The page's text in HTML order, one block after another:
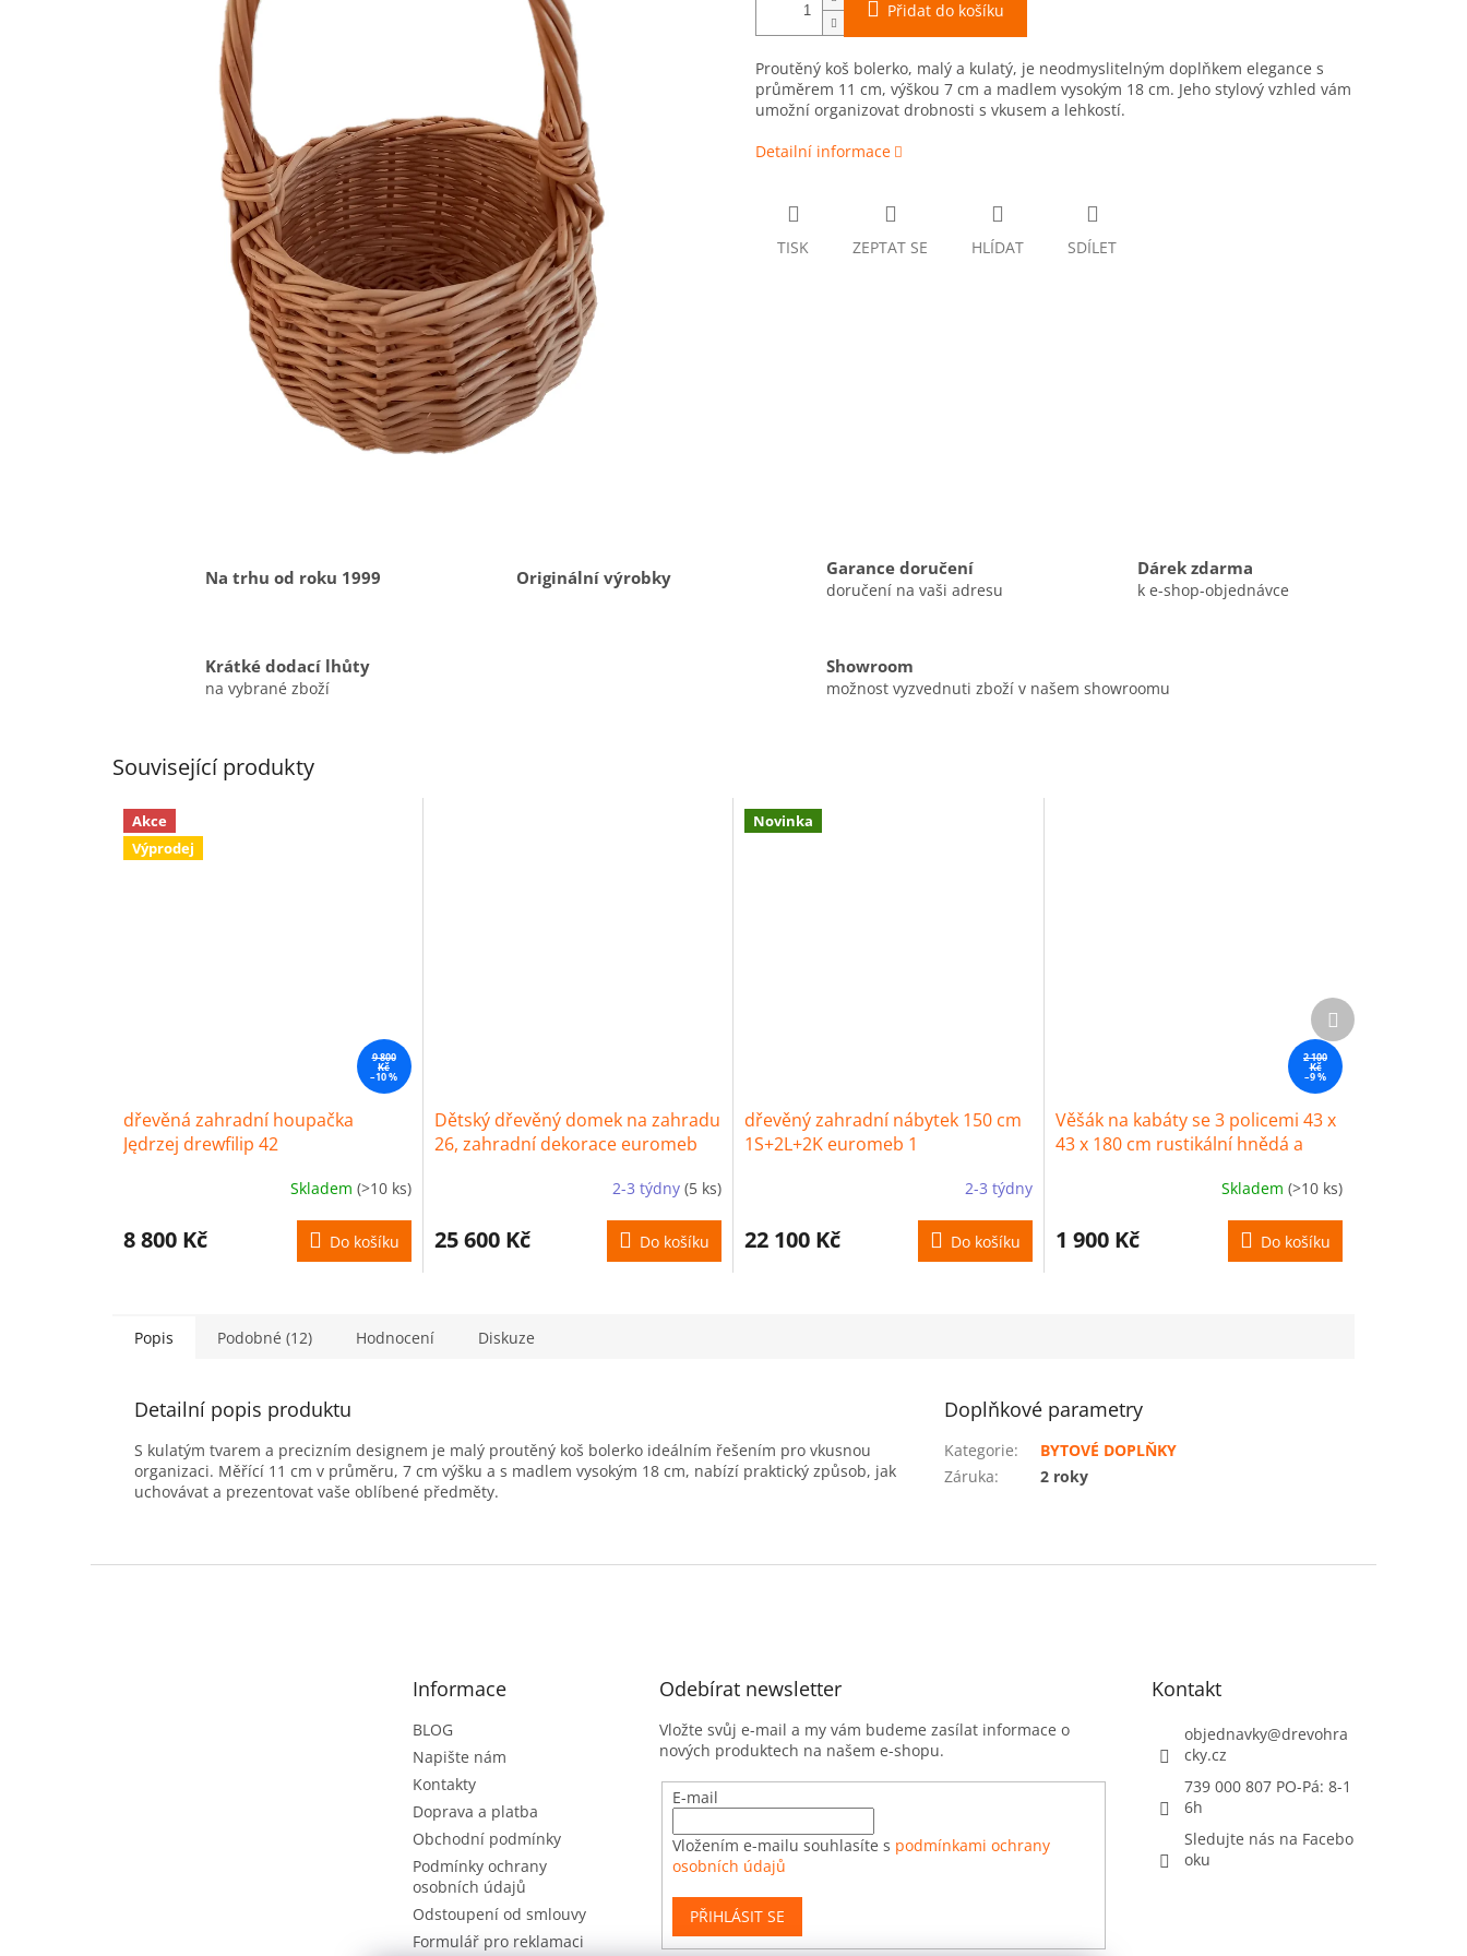
Přidat do košíku
Proutěný koš bolerko, malý a kulatý, je neodmyslitelným doplňkem elegance s
průměrem 11 cm, výškou 7 cm a madlem vysokým 18 cm. Jeho stylový vzhled vám
umožní organizovat drobnosti s vkusem a lehkostí.
Detailní informace
TISK ZEPTAT SE HLÍDAT SDÍLET
Na trhu od roku 1999 Originální výrobky Garance doručení
doručení na vaši adresu
Dárek zdarma
k e-shop-objednávce
Krátké dodací lhůty
na vybrané zboží
Showroom
možnost vyzvednuti zboží v našem showroomu
Související produkty
Akce
Výprodej
9 800
Kč
–10 %
dřevěná zahradní houpačka
Jędrzej drewfilip 42
Skladem (>10 ks)
8 800 Kč Do košíku
Dětský dřevěný domek na zahradu
26, zahradní dekorace euromeb
2-3 týdny (5 ks)
25 600 Kč Do košíku
Novinka
dřevěný zahradní nábytek 150 cm
1S+2L+2K euromeb 1
2-3 týdny
22 100 Kč Do košíku
2 100
Kč
–9 %
Věšák na kabáty se 3 policemi 43 x
43 x 180 cm rustikální hnědá a
Skladem (>10 ks)
1 900 Kč Do košíku
Další
produkt
Popis Podobné (12) Hodnocení Diskuze
Detailní popis produktu
S kulatým tvarem a precizním designem je malý proutěný koš bolerko ideálním řešením pro vkusnou
organizaci. Měřící 11 cm v průměru, 7 cm výšku a s madlem vysokým 18 cm, nabízí praktický způsob, jak
uchovávat a prezentovat vaše oblíbené předměty.
Doplňkové parametry
Kategorie:
BYTOVÉ DOPLŇKY
Záruka: 2 roky
Informace
BLOG
Napište nám
Kontakty
Doprava a platba
Obchodní podmínky
Podmínky ochrany
osobních údajů
Odstoupení od smlouvy
Formulář pro reklamaci
Odebírat newsletter
Vložte svůj e-mail a my vám budeme zasílat informace o
nových produktech na našem e-shopu.
E-mail
Vložením e-mailu souhlasíte s podmínkami ochrany
osobních údajů
PŘIHLÁSIT SE
Kontakt
objednavky@drevohra
cky.cz
739 000 807 PO-Pá: 8-1
6h
Sledujte nás na Facebo
oku